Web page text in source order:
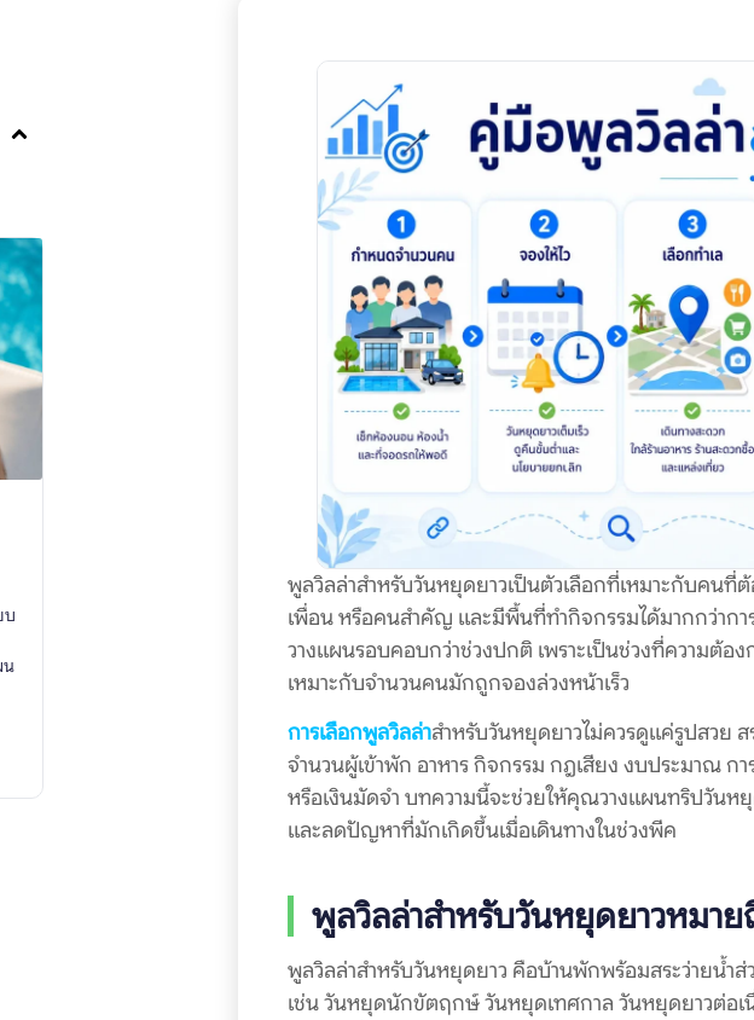
บ
น
พูลวิลล่าสำหรับวันหยุดยาวเป็นตัวเลือกที่เหมาะกับคนที่
เพื่อน หรือคนสำคัญ และมีพื้นที่ทำกิจกรรมได้มากกว่ากา
วางแผนรอบคอบกว่าช่วงปกติ เพราะเป็นช่วงที่ความต้อง
เหมาะกับจำนวนคนมักถูกจองล่วงหน้าเร็ว
การเลือกพูลวิลล่าสำหรับวันหยุดยาวไม่ควรดูแค่รูปสวย
จำนวนผู้เข้าพัก อาหาร กิจกรรม กฎเสียง งบประมาณ กา
หรือเงินมัดจำ บทความนี้จะช่วยให้คุณวางแผนทริปวันหยุ
และลดปัญหาที่มักเกิดขึ้นเมื่อเดินทางในช่วงพีค
พูลวิลล่าสำหรับวันหยุดยาวหมาย
พูลวิลล่าสำหรับวันหยุดยาว คือบ้านพักพร้อมสระว่ายน้
เช่น วันหยุดนักขัตฤกษ์ วันหยุดเทศกาล วันหยุดยาวต่อ